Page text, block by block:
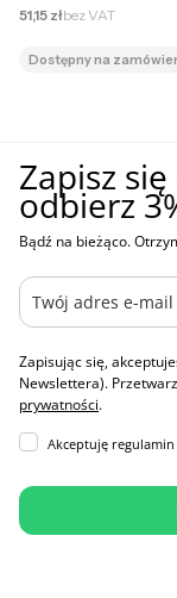
Cena netto
51,15 złbez VAT
Dostępny na
Zapisz
odbierz
Bądź na bieżąco.
Zapisując się,
Newslettera).
prywatności.
Akceptuję regulamin